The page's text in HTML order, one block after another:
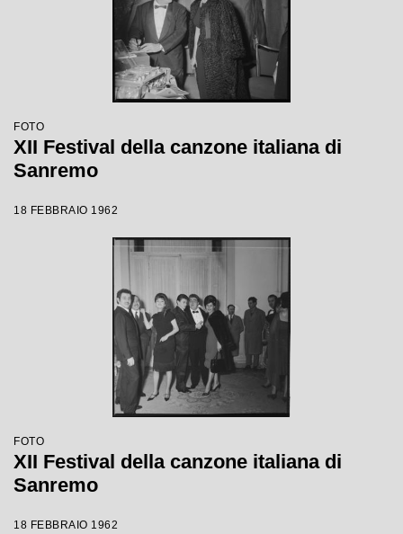
FOTO
XII Festival della canzone italiana di
Sanremo
18 FEBBRAIO 1962
FOTO
XII Festival della canzone italiana di
Sanremo
18 FEBBRAIO 1962